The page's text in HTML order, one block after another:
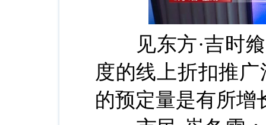
见东方·吉时飨
度的线上折扣推
的预定量是有所增